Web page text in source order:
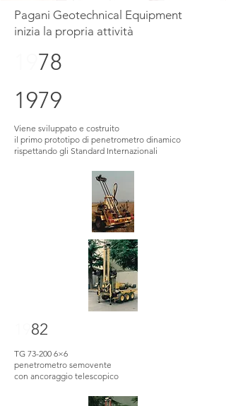
Pagani Geotechnical Equipment
inizia la propria attività
78
1979
Viene sviluppato e costruito
il primo prototipo di penetrometro dinamico
rispettando gli Standard Internazionali
82
TG 73-200 6×6
penetrometro semovente
con ancoraggio telescopico